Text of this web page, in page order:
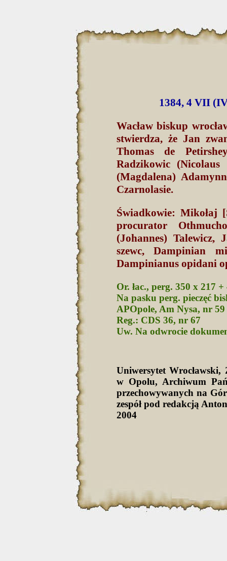
1384, 4 VII
Wacław biskup
stwierdza, że Jan
Thomas de
Radzikowic
(Magdalena)
Czarnolasie.
Świadkowie: Mikołaj
procurator
(Johannes) Talewicz,
szewc, Dampinian
Dampinianus opidani
Or. łac., perg. 350 x 217 +
Na pasku perg. pieczęć
APOpole, Am Nysa, nr 59
Reg.: CDS 36, nr 67
Uw. Na odwrocie
Uniwersytet
w Opolu, Archiwum
przechowywanych na
zespół pod redakcją
2004